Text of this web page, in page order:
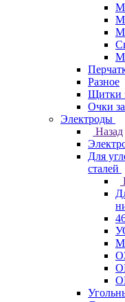
Разное
Щитки
Очки
Электроды
Назад
Для
сталей